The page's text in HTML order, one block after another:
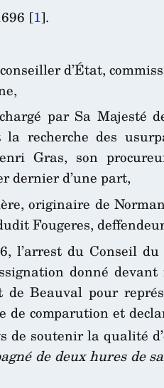
[1].
d’État,
par Sa Majesté
la recherche des
Gras, son
dernier d’une part,
originaire de
Fougeres,
l’arrest du Conseil
donné
Beauval pour
de comparution et
soutenir la qualité
de deux hures de